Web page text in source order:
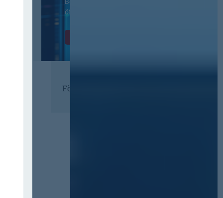
öffentlichen Verwaltung
Förderer